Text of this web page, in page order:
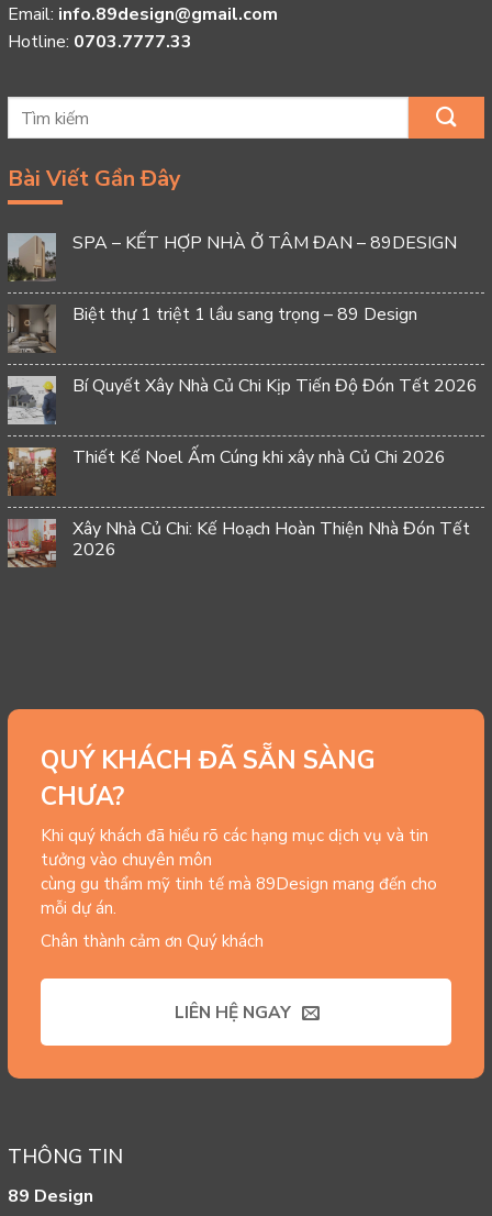
Email: info.89design@gmail.com
Hotline: 0703.7777.33
Bài Viết Gần Đây
SPA – KẾT HỢP NHÀ Ở TÂM ĐAN – 89DESIGN
Biệt thự 1 triệt 1 lầu sang trọng – 89 Design
Bí Quyết Xây Nhà Củ Chi Kịp Tiến Độ Đón Tết 2026
Thiết Kế Noel Ấm Cúng khi xây nhà Củ Chi 2026
Xây Nhà Củ Chi: Kế Hoạch Hoàn Thiện Nhà Đón Tết
2026
QUÝ KHÁCH ĐÃ SẴN SÀNG
CHƯA?
Khi quý khách đã hiểu rõ các hạng mục dịch vụ và tin
tưởng vào chuyên môn
cùng gu thẩm mỹ tinh tế mà 89Design mang đến cho
mỗi dự án.
Chân thành cảm ơn Quý khách
LIÊN HỆ NGAY
THÔNG TIN
89 Design